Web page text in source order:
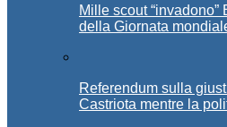
Mille scout
della Giornata
Referendum sulla
Castriota mentre la